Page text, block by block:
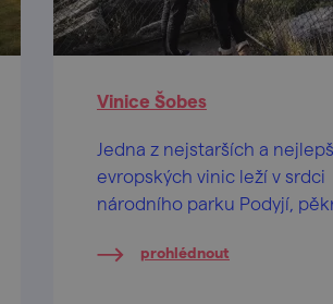
Vinice Šobes
Jedna z nejstarších a
evropských vinic leží v srdci
národního parku Podyjí,
prohlédnout